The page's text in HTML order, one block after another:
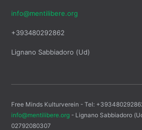
info@mentilibere.org
+393480292862
Lignano Sabbiadoro (Ud)
Free Minds Kulturverein - Tel:
info@mentilibere.org - Lignano Sabbiadoro
02792080307